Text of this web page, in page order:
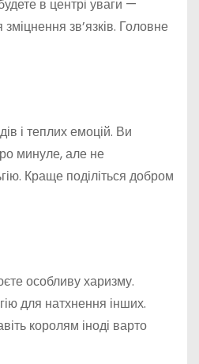
в центрі уваги —
зв’язків. Головне
і теплих емоцій. Ви
минуле, але не
Краще поділіться добром
особливу харизму.
для натхнення інших.
королям іноді варто